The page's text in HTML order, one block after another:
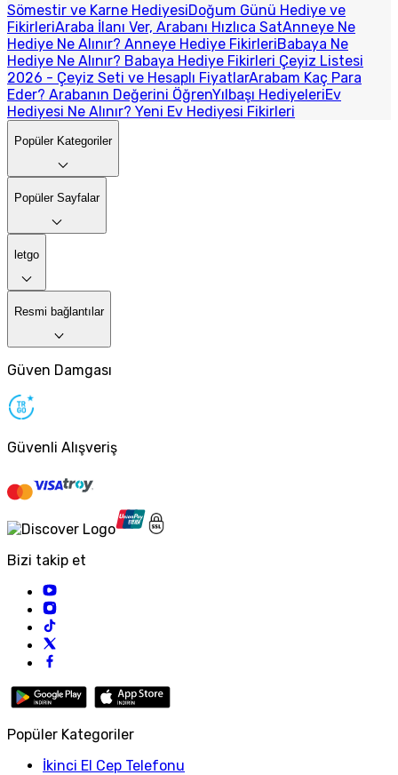
Sömestir ve Karne HediyesiDoğum Günü Hediye ve
FikirleriAraba İlanı Ver, Arabanı Hızlıca SatAnneye Ne
Hediye Ne Alınır? Anneye Hediye FikirleriBabaya Ne
Hediye Ne Alınır? Babaya Hediye Fikirleri Çeyiz Listesi
2026 - Çeyiz Seti ve Hesaplı FiyatlarArabam Kaç Para
Eder? Arabanın Değerini ÖğrenYılbaşı HediyeleriEv
Hediyesi Ne Alınır? Yeni Ev Hediyesi Fikirleri
Popüler Kategoriler
Popüler Sayfalar
letgo
Resmi bağlantılar
Güven Damgası
Güvenli Alışveriş
Bizi takip et
Popüler Kategoriler
İkinci El Cep Telefonu